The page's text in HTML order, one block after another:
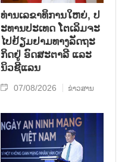
ທ່ານ​ເລ​ຂາ​ທິ​ການ​ໃຫຍ່, ປ​
ະ​ທານ​ປະ​ເທດ ໂຕ​ເລິມ​ຈະ​
ໄປ​ຢ້ຽມ​ຢາມ​ທາງ​ລັດ​ຖະ​
ກິດ​ຢູ່ ອົດ​ສະ​ຕາ​ລີ ແລະ
ນິວ​ຊີ​ແລນ
07/08/2026 ຂ່າວສານ